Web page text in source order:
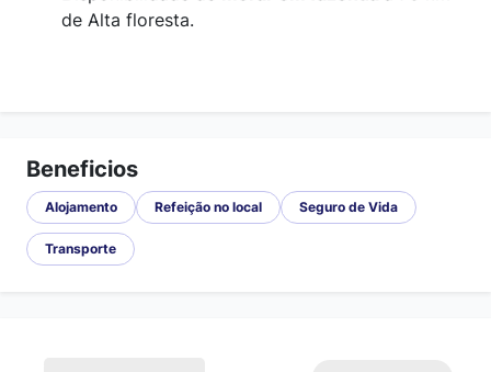
de Alta floresta.
Beneficios
Alojamento Refeição no local Seguro de Vida
Transporte